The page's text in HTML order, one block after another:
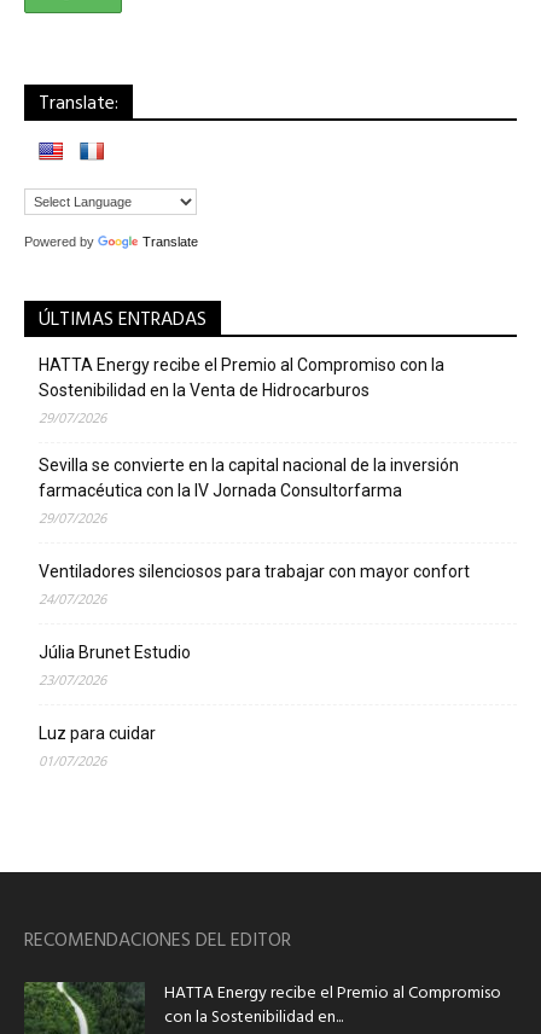
Translate:
Powered by Translate
ÚLTIMAS ENTRADAS
HATTA Energy recibe el Premio al Compromiso con la
Sostenibilidad en la Venta de Hidrocarburos
29/07/2026
Sevilla se convierte en la capital nacional de la inversión
farmacéutica con la IV Jornada Consultorfarma
29/07/2026
Ventiladores silenciosos para trabajar con mayor confort
24/07/2026
Júlia Brunet Estudio
23/07/2026
Luz para cuidar
01/07/2026
RECOMENDACIONES DEL EDITOR
HATTA Energy recibe el Premio al Compromiso
con la Sostenibilidad en...